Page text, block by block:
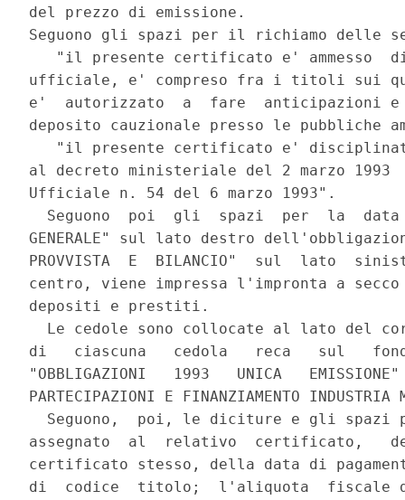
del prezzo di emissione.
Seguono gli spazi per il richiamo delle
"il presente certificato e' ammesso
ufficiale, e' compreso fra i titoli sui
e'  autorizzato  a  fare  anticipazioni e
deposito cauzionale presso le pubbliche
"il presente certificato e'
al decreto ministeriale del 2 marzo
Ufficiale n. 54 del 6 marzo 1993".
Seguono  poi  gli  spazi  per  la
GENERALE" sul lato destro dell'obbligazione
PROVVISTA  E  BILANCIO"  sul  lato
centro, viene impressa l'impronta a
depositi e prestiti.
Le cedole sono collocate al lato del
di   ciascuna   cedola   reca   sul
"OBBLIGAZIONI   1993   UNICA   EMISSIONE"
PARTECIPAZIONI E FINANZIAMENTO
Seguono,  poi, le diciture e gli spazi
assegnato  al  relativo  certificato,
certificato stesso, della data di
di  codice  titolo;  l'aliquota  fiscale